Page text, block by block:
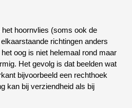
hoornvlies (soms ook de
richtingen anders
oog is niet helemaal rond maar
Het gevolg is dat beelden wat
bijvoorbeeld een rechthoek
kan bij verziendheid als bij